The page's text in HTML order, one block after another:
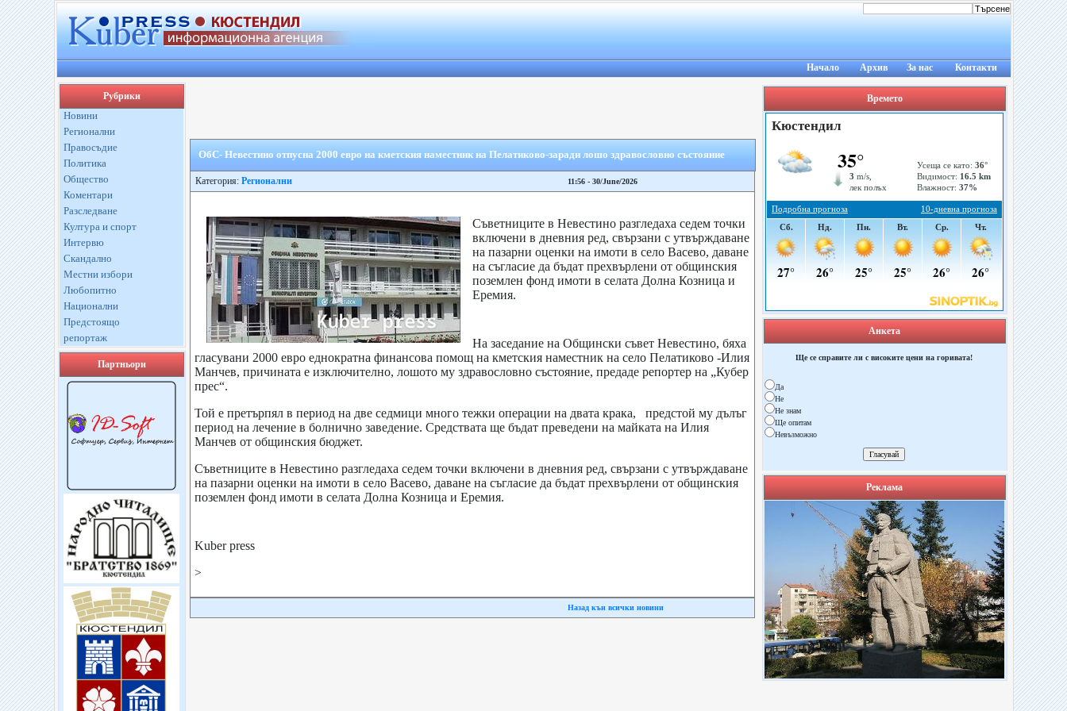
Начало Архив За нас Контакти
Рубрики
Новини
Регионални
Правосъдие
Политика
Общество
Коментари
Разследване
Култура и спорт
Интервю
Скандално
Местни избори
Любопитно
Национални
Предстоящо
репортаж
Партньори
ОбС- Невестино отпусна 2000 евро на кметския наместник на Пелатиково-заради лошо здравословно състояние
Категория: Регионални 11:56 - 30/June/2026
Съветниците в Невестино разгледаха седем точки
включени в дневния ред, свързани с утвърждаване
на пазарни оценки на имоти в село Васево, даване
на съгласие да бъдат прехвърлени от общинския
поземлен фонд имоти в селата Долна Козница и
Еремия.
На заседание на Общински съвет Невестино, бяха
гласувани 2000 евро еднократна финансова помощ на кметския наместник на село Пелатиково -Илия
Манчев, причината е изключително, лошото му здравословно състояние, предаде репортер на „Кубер
прес“.
Той е претърпял в период на две седмици много тежки операции на двата крака, предстой му дълъг
период на лечение в болнично заведение. Средствата ще бъдат преведени на майката на Илия
Манчев от общинския бюджет.
Съветниците в Невестино разгледаха седем точки включени в дневния ред, свързани с утвърждаване
на пазарни оценки на имоти в село Васево, даване на съгласие да бъдат прехвърлени от общинския
поземлен фонд имоти в селата Долна Козница и Еремия.
Kuber press
>
Назад кън всички новини
Времето
Анкета
Ще се справите ли с високите цени на горивата!
Да
Не
Не знам
Ще опитам
Невъзможно
Реклама